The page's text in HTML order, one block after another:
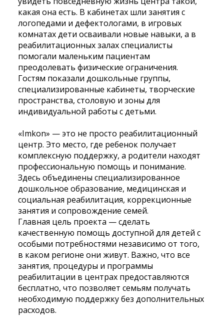
какая она есть. В кабинетах шли занятия с
логопедами и дефектологами, в игровых
комнатах дети осваивали новые навыки, а в
реабилитационных залах специалисты
помогали маленьким пациентам
преодолевать физические ограничения.
Гостям показали дошкольные группы,
специализированные кабинеты, творческие
пространства, столовую и зоны для
индивидуальной работы с детьми.
«Imkon» — это не просто реабилитационный
центр. Это место, где ребенок получает
комплексную поддержку, а родители находят
профессиональную помощь и понимание.
Здесь объединены специализированное
дошкольное образование, медицинская и
социальная реабилитация, коррекционные
занятия и сопровождение семей.
Главная цель проекта — сделать
качественную помощь доступной для детей с
особыми потребностями независимо от того,
в каком регионе они живут. Важно, что все
занятия, процедуры и программы
реабилитации в центрах предоставляются
бесплатно, что позволяет семьям получать
необходимую поддержку без дополнительных
расходов.